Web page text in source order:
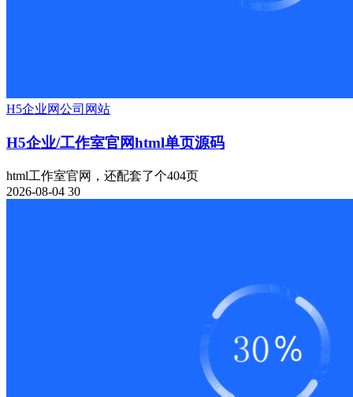
H5企业网公司网站
H5企业/工作室官网html单页源码
html工作室官网，还配套了个404页
2026-08-04 30